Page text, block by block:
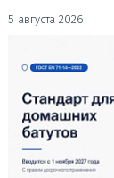
5 августа 2026